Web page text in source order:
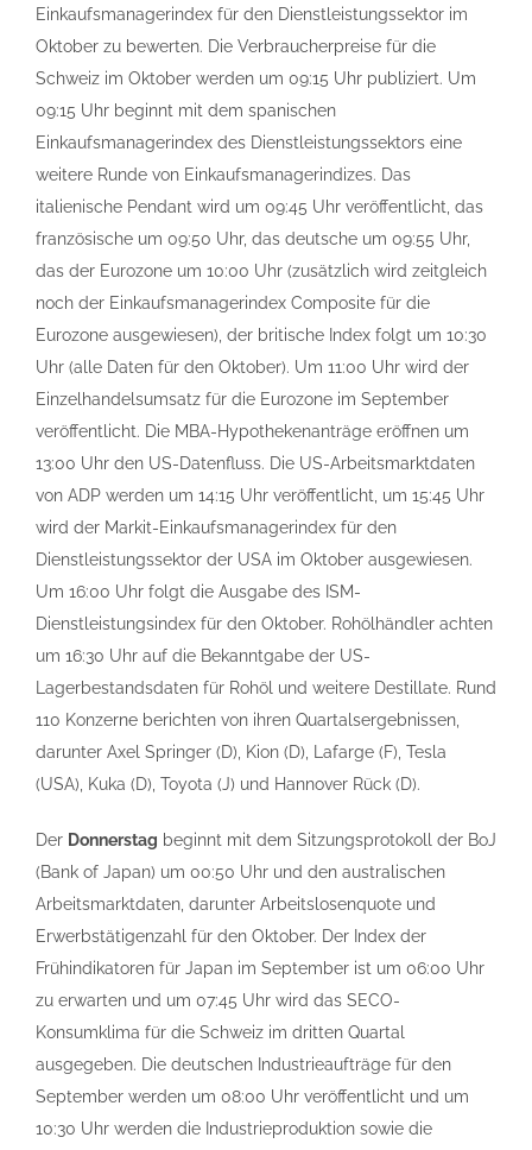
Einkaufsmanagerindex für den Dienstleistungssektor im
Oktober zu bewerten. Die Verbraucherpreise für die
Schweiz im Oktober werden um 09:15 Uhr publiziert. Um
09:15 Uhr beginnt mit dem spanischen
Einkaufsmanagerindex des Dienstleistungssektors eine
weitere Runde von Einkaufsmanagerindizes. Das
italienische Pendant wird um 09:45 Uhr veröffentlicht, das
französische um 09:50 Uhr, das deutsche um 09:55 Uhr,
das der Eurozone um 10:00 Uhr (zusätzlich wird zeitgleich
noch der Einkaufsmanagerindex Composite für die
Eurozone ausgewiesen), der britische Index folgt um 10:30
Uhr (alle Daten für den Oktober). Um 11:00 Uhr wird der
Einzelhandelsumsatz für die Eurozone im September
veröffentlicht. Die MBA-Hypothekenanträge eröffnen um
13:00 Uhr den US-Datenfluss. Die US-Arbeitsmarktdaten
von ADP werden um 14:15 Uhr veröffentlicht, um 15:45 Uhr
wird der Markit-Einkaufsmanagerindex für den
Dienstleistungssektor der USA im Oktober ausgewiesen.
Um 16:00 Uhr folgt die Ausgabe des ISM-
Dienstleistungsindex für den Oktober. Rohölhändler achten
um 16:30 Uhr auf die Bekanntgabe der US-
Lagerbestandsdaten für Rohöl und weitere Destillate. Rund
110 Konzerne berichten von ihren Quartalsergebnissen,
darunter Axel Springer (D), Kion (D), Lafarge (F), Tesla
(USA), Kuka (D), Toyota (J) und Hannover Rück (D).
Der Donnerstag beginnt mit dem Sitzungsprotokoll der BoJ
(Bank of Japan) um 00:50 Uhr und den australischen
Arbeitsmarktdaten, darunter Arbeitslosenquote und
Erwerbstätigenzahl für den Oktober. Der Index der
Frühindikatoren für Japan im September ist um 06:00 Uhr
zu erwarten und um 07:45 Uhr wird das SECO-
Konsumklima für die Schweiz im dritten Quartal
ausgegeben. Die deutschen Industrieaufträge für den
September werden um 08:00 Uhr veröffentlicht und um
10:30 Uhr werden die Industrieproduktion sowie die